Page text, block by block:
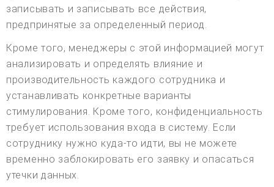
записывать и записывать все действия,
предпринятые за определенный период.
Кроме того, менеджеры с этой информацией могут
анализировать и определять влияние и
производительность каждого сотрудника и
устанавливать конкретные варианты
стимулирования. Кроме того, конфиденциальность
требует использования входа в систему. Если
сотруднику нужно куда-то идти, вы не можете
временно заблокировать его заявку и опасаться
утечки данных.